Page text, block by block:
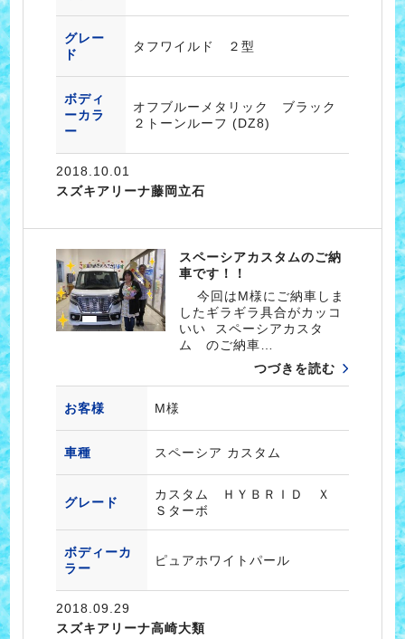
グレー
ド
タフワイルド ２型
ボディ
ーカラ
ー
オフブルーメタリック ブラック
２トーンルーフ (DZ8)
2018.10.01
スズキアリーナ藤岡立石
スペーシアカスタムのご納
車です！！
今回はM様にご納車しま
したギラギラ具合がカッコ
いい スペーシアカスタ
ム のご納車…
つづきを読む
お客様 M様
車種 スペーシア カスタム
グレード
カスタム ＨＹＢＲＩＤ Ｘ
Ｓターボ
ボディーカ
ラー
ピュアホワイトパール
2018.09.29
スズキアリーナ高崎大類